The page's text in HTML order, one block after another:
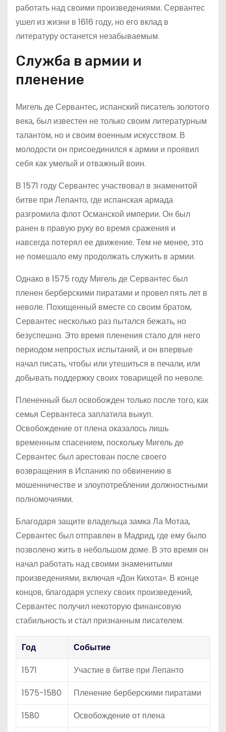
работать над своими произведениями. Сервантес
ушел из жизни в 1616 году, но его вклад в
литературу останется незабываемым.
Служба в армии и
пленение
Мигель де Сервантес, испанский писатель золотого
века, был известен не только своим литературным
талантом, но и своим военным искусством. В
молодости он присоединился к армии и проявил
себя как умелый и отважный воин.
В 1571 году Сервантес участвовал в знаменитой
битве при Лепанто, где испанская армада
разгромила флот Османской империи. Он был
ранен в правую руку во время сражения и
навсегда потерял ее движение. Тем не менее, это
не помешало ему продолжать служить в армии.
Однако в 1575 году Мигель де Сервантес был
пленен берберскими пиратами и провел пять лет в
неволе. Похищенный вместе со своим братом,
Сервантес несколько раз пытался бежать, но
безуспешно. Это время пленения стало для него
периодом непростых испытаний, и он впервые
начал писать, чтобы или утешиться в печали, или
добывать поддержку своих товарищей по неволе.
Плененный был освобожден только после того, как
семья Сервантеса заплатила выкуп.
Освобождение от плена оказалось лишь
временным спасением, поскольку Мигель де
Сервантес был арестован после своего
возвращения в Испанию по обвинению в
мошенничестве и злоупотреблении должностными
полномочиями.
Благодаря защите владельца замка Ла Мотаа,
Сервантес был отправлен в Мадрид, где ему было
позволено жить в небольшом доме. В это время он
начал работать над своими знаменитыми
произведениями, включая «Дон Кихота». В конце
концов, благодаря успеху своих произведений,
Сервантес получил некоторую финансовую
стабильность и стал признанным писателем.
Год
Событие
1571
Участие в битве при Лепанто
1575-1580
Пленение берберскими пиратами
1580
Освобождение от плена